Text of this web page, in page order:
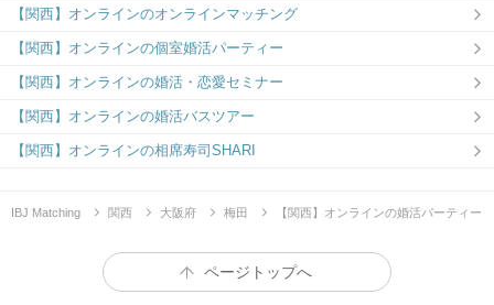
【関西】オンラインのオンラインマッチング
【関西】オンラインの個室婚活パーティー
【関西】オンラインの婚活・恋愛セミナー
【関西】オンラインの婚活バスツアー
【関西】オンラインの相席寿司SHARI
IBJ Matching 関西 大阪府 梅田 【関西】オンラインの婚活パーティー
ページトップへ